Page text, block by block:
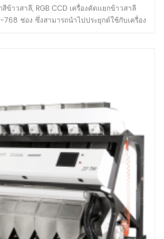
สีข้าวสาลี, RGB CCD เครื่องคัดเเยกข้าวสาลี
ช่อง ซึ่งสามารถนำไปประยุกต์ใช้กับเครื่อง